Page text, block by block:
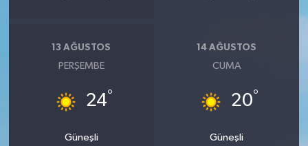
13 AĞUSTOS
PERŞEMBE
24°
Güneşli
14 AĞUSTOS
CUMA
20°
Güneşli